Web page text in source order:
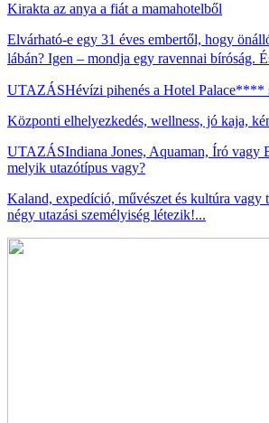
Kirakta az anya a fiát a mamahotelből
Elvárható-e egy 31 éves embertől, hogy
lábán? Igen – mondja egy ravennai bíróság.
UTAZÁSHévízi pihenés a Hotel Palace****
Központi elhelyezkedés, wellness, jó kaja,
UTAZÁSIndiana Jones, Aquaman, Író vagy
melyik utazótípus vagy?
Kaland, expedíció, művészet és kultúra vagy
négy utazási személyiség létezik!...